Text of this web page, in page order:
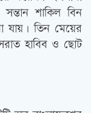
শাকিল বিন
যায়। তিন মেয়ের
হাবিব ও ছোট